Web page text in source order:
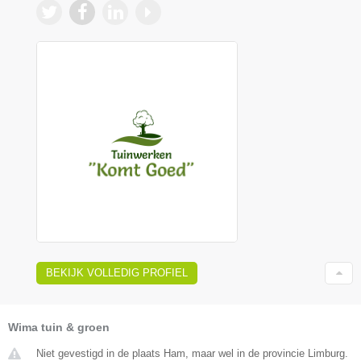
BEKIJK VOLLEDIG PROFIEL
Wima tuin & groen
Niet gevestigd in de plaats Ham, maar wel in de provincie Limburg.